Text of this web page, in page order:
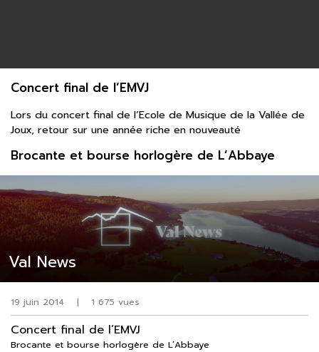
Val News
19 juin 2014 | 1 675 vues
Concert final de l’EMVJ
Brocante et bourse horlogère de L’Abbaye
Concert final de l’EMVJ
Lors du concert final de l’Ecole de Musique de la Vallée de
Joux, retour sur une année riche en nouveauté
Brocante et bourse horlogère de L’Abbaye